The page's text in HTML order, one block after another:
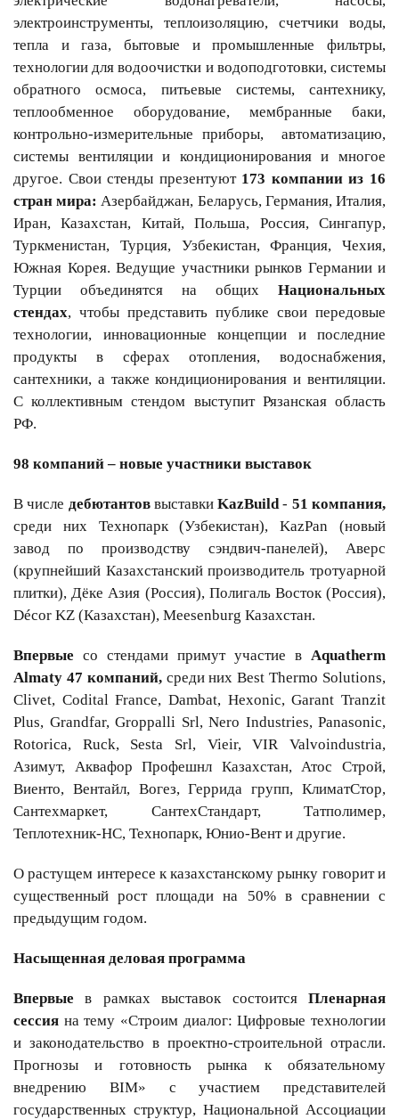
электроинструменты, теплоизоляцию, счетчики воды,
тепла и газа, бытовые и промышленные фильтры,
технологии для водоочистки и водоподготовки, системы
обратного осмоса, питьевые системы, сантехнику,
теплообменное оборудование, мембранные баки,
контрольно-измерительные приборы, автоматизацию,
системы вентиляции и кондиционирования и многое
другое. Свои стенды презентуют 173 компании из 16
стран мира: Азербайджан, Беларусь, Германия, Италия,
Иран, Казахстан, Китай, Польша, Россия, Сингапур,
Туркменистан, Турция, Узбекистан, Франция, Чехия,
Южная Корея. Ведущие участники рынков Германии и
Турции объединятся на общих Национальных
стендах, чтобы представить публике свои передовые
технологии, инновационные концепции и последние
продукты в сферах отопления, водоснабжения,
сантехники, а также кондиционирования и вентиляции.
С коллективнымстендом выступит Рязанская область
РФ.
98 компаний – новые участники выставок
В числе дебютантоввыставкиKazBuild - 51 компания,
среди них Технопарк (Узбекистан), KazPan (новый
завод по производству сэндвич-панелей), Аверс
(крупнейший Казахстанский производитель тротуарной
плитки), Дёке Азия (Россия), Полигаль Восток (Россия),
Décor KZ (Казахстан), Meesenburg Казахстан.
Впервые со стендами примут участие в Aquatherm
Almaty 47 компаний, среди них Best Thermo Solutions,
Clivet, Codital France, Dambat, Hexonic, Garant Tranzit
Plus, Grandfar, Groppalli Srl, Nero Industries, Panasonic,
Rotorica, Ruck, Sesta Srl, Vieir, VIR Valvoindustria,
Азимут, Аквафор Профешнл Казахстан, Атос Строй,
Виенто, Вентайл, Вогез, Геррида групп, КлиматСтор,
Сантехмаркет, СантехСтандарт, Татполимер,
Теплотехник-НС, Технопарк, Юнио-Вент и другие.
О растущем интересе к казахстанскому рынку говорит и
существенный рост площади на 50% в сравнении с
предыдущим годом.
Насыщенная деловая программа
Впервые в рамках выставок состоится Пленарная
сессия на тему «Строим диалог: Цифровые технологии
и законодательство в проектно-строительной отрасли.
Прогнозы и готовность рынка к обязательному
внедрению BIM» с участием представителей
государственных структур, Национальной Ассоциации